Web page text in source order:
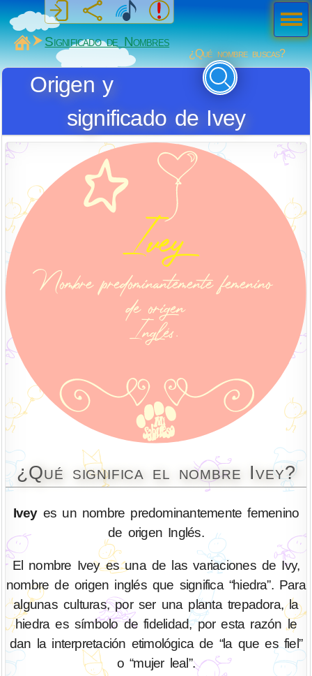
MiSabueso
Significado de Nombres
¿Qué nombre buscas?
Origen y
significado de Ivey
¿Qué significa el nombre Ivey?
Iveyes un nombre predominantemente femenino
de origen Inglés.
El nombre Ivey es una de las variaciones de Ivy,
nombre de origen inglés que significa “hiedra”. Para
algunas culturas, por ser una planta trepadora, la
hiedra es símbolo de fidelidad, por esta razón le
dan la interpretación etimológica de “la que es fiel”
o “mujer leal”.
Men
ú